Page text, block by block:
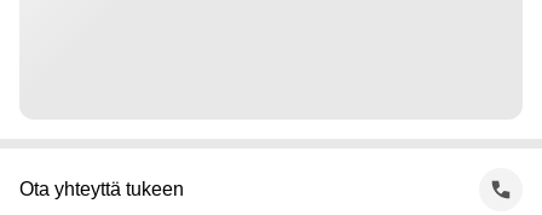
Ota yhteyttä tukeen